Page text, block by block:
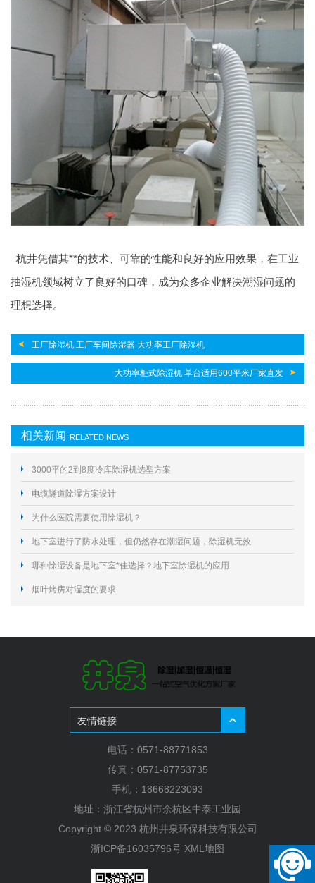
杭井凭借其**的技术、可靠的性能和良好的应用效果，在工业
抽湿机领域树立了良好的口碑，成为众多企业解决潮湿问题的
理想选择。
工厂除湿机 工厂车间除湿器 大功率工厂除湿机
大功率柜式除湿机 单台适用600平米厂家直发
相关新闻 RELATED NEWS
3000平的2到8度冷库除湿机选型方案
电缆隧道除湿方案设计
为什么医院需要使用除湿机？
地下室进行了防水处理，但仍然存在潮湿问题，除湿机无效
哪种除湿设备是地下室*佳选择？地下室除湿机的应用
烟叶烤房对湿度的要求
友情链接
电话：0571-88771853
传真：0571-87753735
手机：18668223093
地址：浙江省杭州市余杭区中泰工业园
Copyright © 2023 杭州井泉环保科技有限公司
浙ICP备16035796号 XML地图